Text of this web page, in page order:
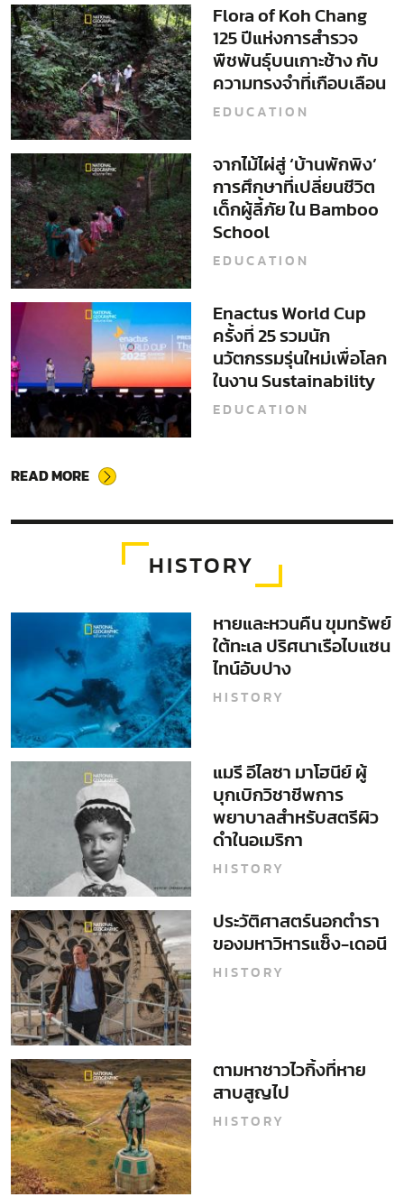
Flora of Koh Chang
125 ปีแห่งการสำรวจ
พืชพันธุ์บนเกาะช้าง กับ
ความทรงจำที่เกือบเลือน
หาย
EDUCATION
จากไม้ไผ่สู่ ‘บ้านพักพิง’
การศึกษาที่เปลี่ยนชีวิต
เด็กผู้ลี้ภัย ใน Bamboo
School
EDUCATION
Enactus World Cup
ครั้งที่ 25 รวมนัก
นวัตกรรมรุ่นใหม่เพื่อโลก
ในงาน Sustainability
Expo 2025
EDUCATION
READ MORE
HISTORY
หายและหวนคืน ขุมทรัพย์
ใต้ทะเล ปริศนาเรือไบแซน
ไทน์อับปาง
HISTORY
แมรี อีไลซา มาโฮนีย์ ผู้
บุกเบิกวิชาชีพการ
พยาบาลสำหรับสตรีผิว
ดำในอเมริกา
HISTORY
ประวัติศาสตร์นอกตำรา
ของมหาวิหารแซ็ง-เดอนี
HISTORY
ตามหาชาวไวกิ้งที่หาย
สาบสูญไป
HISTORY